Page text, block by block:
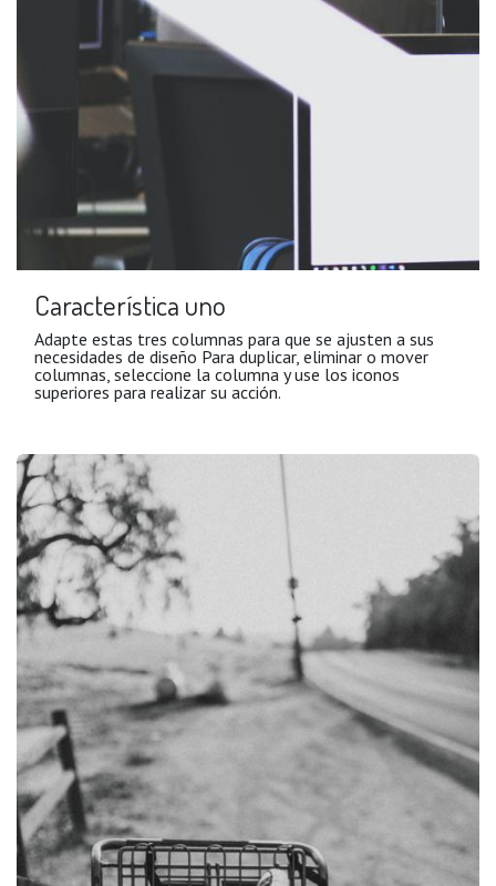
Característica uno
Adapte estas tres columnas para que se ajusten a sus
necesidades de diseño Para duplicar, eliminar o mover
columnas, seleccione la columna y use los iconos
superiores para realizar su acción.